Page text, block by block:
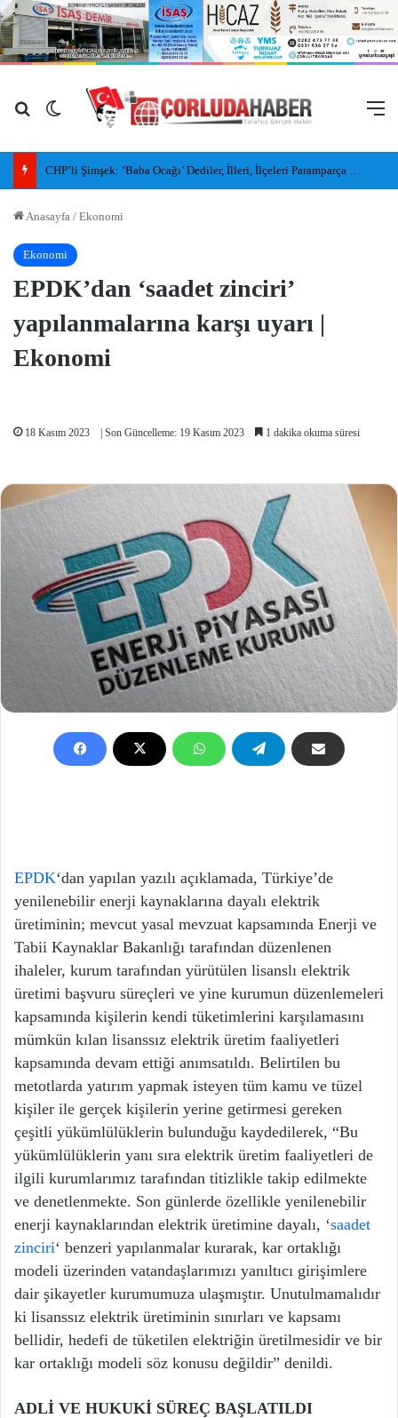
Arama yap ...
Dış görünümü değiştir
Anasayfa / Ekonomi
Ekonomi
EPDK’dan ‘saadet zinciri’
yapılanmalarına karşı uyarı |
Ekonomi
18 Kasım 2023 | Son Güncelleme: 19 Kasım 2023 1 dakika okuma süresi
EPDK‘dan yapılan yazılı açıklamada, Türkiye’de
yenilenebilir enerji kaynaklarına dayalı elektrik
üretiminin; mevcut yasal mevzuat kapsamında Enerji ve
Tabii Kaynaklar Bakanlığı tarafından düzenlenen
ihaleler, kurum tarafından yürütülen lisanslı elektrik
üretimi başvuru süreçleri ve yine kurumun düzenlemeleri
kapsamında kişilerin kendi tüketimlerini karşılamasını
mümkün kılan lisanssız elektrik üretim faaliyetleri
kapsamında devam ettiği anımsatıldı. Belirtilen bu
metotlarda yatırım yapmak isteyen tüm kamu ve tüzel
kişiler ile gerçek kişilerin yerine getirmesi gereken
çeşitli yükümlülüklerin bulunduğu kaydedilerek, “Bu
yükümlülüklerin yanı sıra elektrik üretim faaliyetleri de
ilgili kurumlarımız tarafından titizlikle takip edilmekte
ve denetlenmekte. Son günlerde özellikle yenilenebilir
enerji kaynaklarından elektrik üretimine dayalı, ‘saadet
zinciri‘ benzeri yapılanmalar kurarak, kar ortaklığı
modeli üzerinden vatandaşlarımızı yanıltıcı girişimlere
dair şikayetler kurumumuza ulaşmıştır. Unutulmamalıdır
ki lisanssız elektrik üretiminin sınırları ve kapsamı
bellidir, hedefi de tüketilen elektriğin üretilmesidir ve bir
kar ortaklığı modeli söz konusu değildir” denildi.
ADLİ VE HUKUKİ SÜREÇ BAŞLATILDI